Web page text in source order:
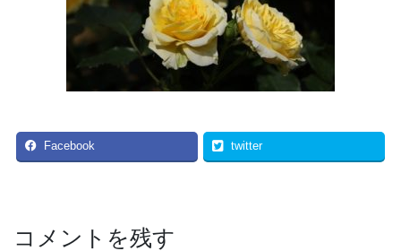
Facebook twitter
コメントを残す